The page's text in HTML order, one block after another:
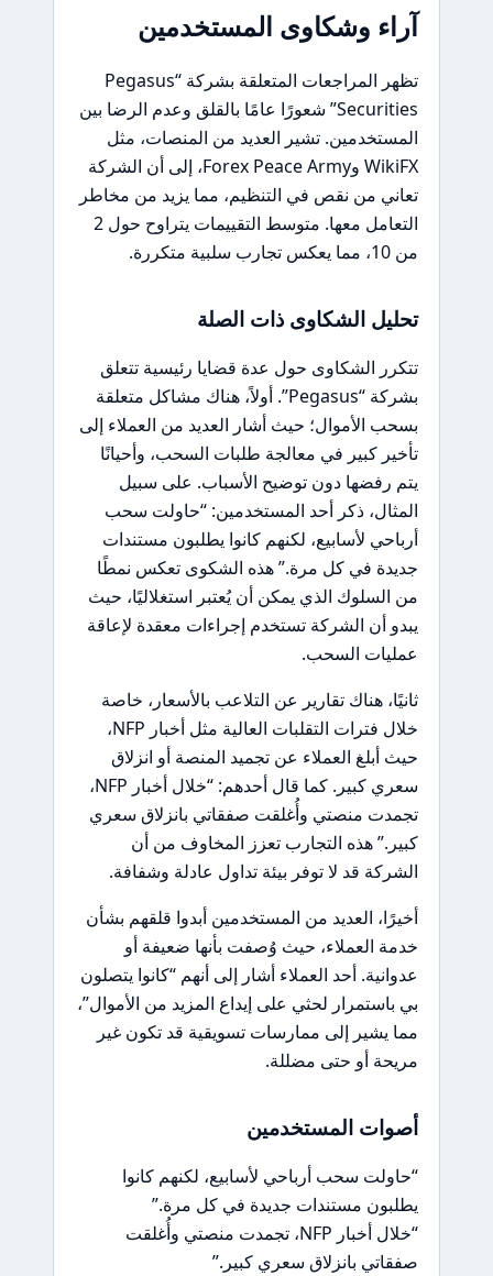
آراء وشكاوى المستخدمين
تظهر المراجعات المتعلقة بشركة “Pegasus
Securities” شعورًا عامًا بالقلق وعدم الرضا بين
المستخدمين. تشير العديد من المنصات، مثل
WikiFX وForex Peace Army، إلى أن الشركة
تعاني من نقص في التنظيم، مما يزيد من مخاطر
التعامل معها. متوسط التقييمات يتراوح حول 2
من 10، مما يعكس تجارب سلبية متكررة.
تحليل الشكاوى ذات الصلة
تتكرر الشكاوى حول عدة قضايا رئيسية تتعلق
بشركة “Pegasus”. أولاً، هناك مشاكل متعلقة
بسحب الأموال؛ حيث أشار العديد من العملاء إلى
تأخير كبير في معالجة طلبات السحب، وأحيانًا
يتم رفضها دون توضيح الأسباب. على سبيل
المثال، ذكر أحد المستخدمين: “حاولت سحب
أرباحي لأسابيع، لكنهم كانوا يطلبون مستندات
جديدة في كل مرة.” هذه الشكوى تعكس نمطًا
من السلوك الذي يمكن أن يُعتبر استغلاليًا، حيث
يبدو أن الشركة تستخدم إجراءات معقدة لإعاقة
عمليات السحب.
ثانيًا، هناك تقارير عن التلاعب بالأسعار، خاصة
خلال فترات التقلبات العالية مثل أخبار NFP،
حيث أبلغ العملاء عن تجميد المنصة أو انزلاق
سعري كبير. كما قال أحدهم: “خلال أخبار NFP،
تجمدت منصتي وأُغلقت صفقاتي بانزلاق سعري
كبير.” هذه التجارب تعزز المخاوف من أن
الشركة قد لا توفر بيئة تداول عادلة وشفافة.
أخيرًا، العديد من المستخدمين أبدوا قلقهم بشأن
خدمة العملاء، حيث وُصفت بأنها ضعيفة أو
عدوانية. أحد العملاء أشار إلى أنهم “كانوا يتصلون
بي باستمرار لحثي على إيداع المزيد من الأموال”،
مما يشير إلى ممارسات تسويقية قد تكون غير
مريحة أو حتى مضللة.
أصوات المستخدمين
“حاولت سحب أرباحي لأسابيع، لكنهم كانوا
يطلبون مستندات جديدة في كل مرة.”
“خلال أخبار NFP، تجمدت منصتي وأُغلقت
صفقاتي بانزلاق سعري كبير.”